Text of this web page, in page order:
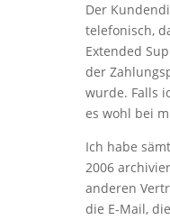
Der
telefonisch,
Extended
der
wurde. Falls
es wohl bei
Ich habe
2006
anderen
die E-Mail,